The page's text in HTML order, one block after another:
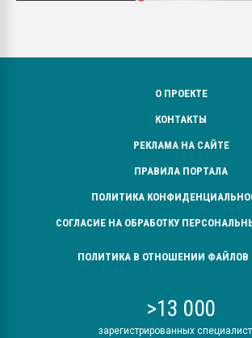
О ПРОЕКТЕ
КОНТАКТЫ
РЕКЛАМА НА САЙТЕ
ПРАВИЛА ПОРТАЛА
ПОЛИТИКА
СОГЛАСИЕ НА ОБРАБОТКУ
ПОЛИТИКА В ОТНОШЕНИИ ФАЙЛОВ
>13 000
зарегистрированных